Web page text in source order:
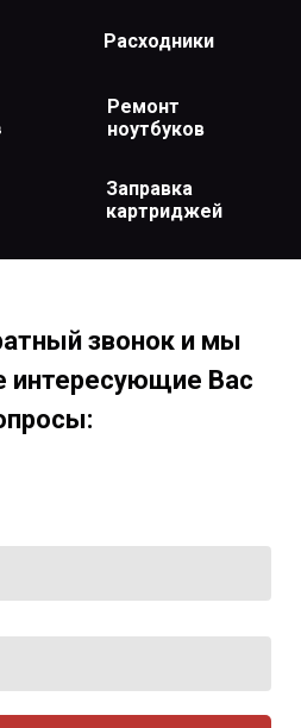
Расходники
Ремонт
ноутбуков
Заправка
картриджей
звонок и мы
интересующие Вас